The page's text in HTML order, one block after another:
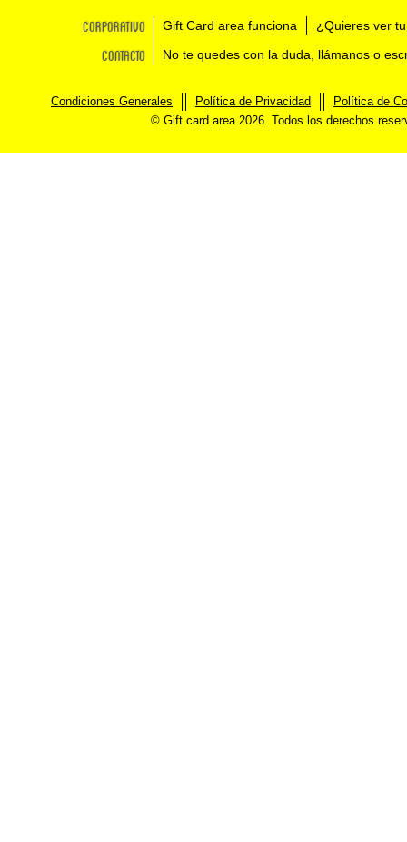
Corporativo Gift Card area funciona ¿Quieres ver
Contacto No te quedes con la duda, llámanos o
Condiciones Generales Política de Privacidad
Política de
© Gift card area 2026. Todos los derechos